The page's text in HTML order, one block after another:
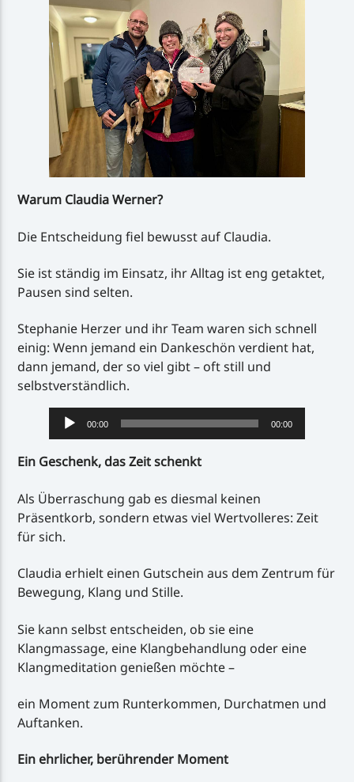
Warum Claudia Werner?
Die Entscheidung fiel bewusst auf Claudia.
Sie ist ständig im Einsatz, ihr Alltag ist eng getaktet,
Pausen sind selten.
Stephanie Herzer und ihr Team waren sich schnell
einig: Wenn jemand ein Dankeschön verdient hat,
dann jemand, der so viel gibt – oft still und
selbstverständlich.
Audio-
Player
00:00 00:00
Ein Geschenk, das Zeit schenkt
Als Überraschung gab es diesmal keinen
Präsentkorb, sondern etwas viel Wertvolleres: Zeit
für sich.
Claudia erhielt einen Gutschein aus dem Zentrum für
Bewegung, Klang und Stille.
Sie kann selbst entscheiden, ob sie eine
Klangmassage, eine Klangbehandlung oder eine
Klangmeditation genießen möchte –
ein Moment zum Runterkommen, Durchatmen und
Auftanken.
Ein ehrlicher, berührender Moment